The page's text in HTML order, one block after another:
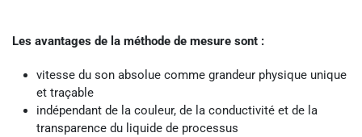
Les avantages de la méthode de mesure sont :
vitesse du son absolue comme grandeur physique unique
et traçable
indépendant de la couleur, de la conductivité et de la
transparence du liquide de processus